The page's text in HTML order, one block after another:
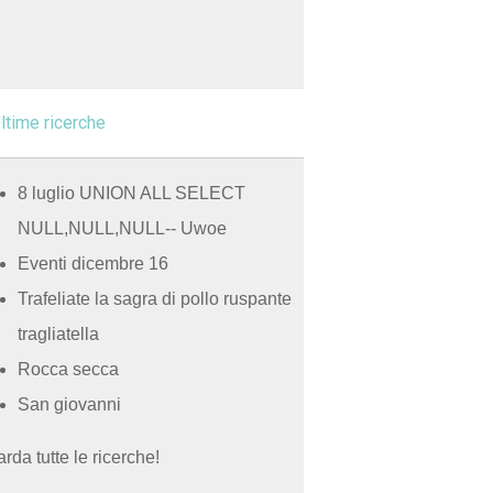
ricerche
8 luglio UNION ALL SELECT
NULL,NULL,NULL-- Uwoe
Eventi dicembre 16
Trafeliate la sagra di pollo ruspante
tragliatella
Rocca secca
San giovanni
tutte le ricerche!